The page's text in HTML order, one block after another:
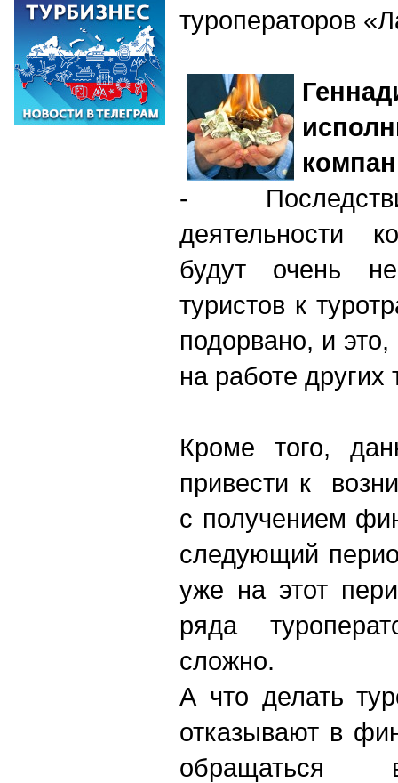
туроператоров
-
деятельности
будут очень
туристов к
подорвано, и
на работе других
Кроме того,
привести к
с получением
следующий
уже на этот
ряда
сложно.
А что делать
отказывают в
обращаться